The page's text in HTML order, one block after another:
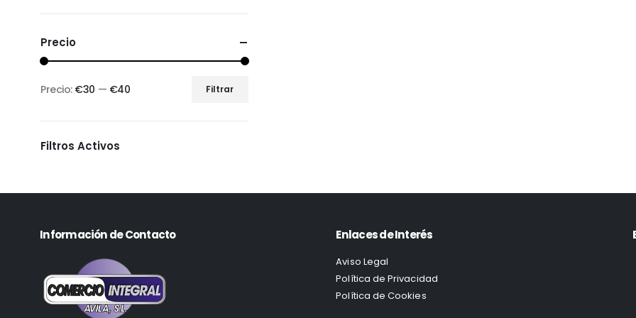
Precio
Filtrar
Precio: €30 — €40
Filtros Activos
Información de Contacto Enlaces de Interés
Aviso Legal
Política de Privacidad
Política de Cookies